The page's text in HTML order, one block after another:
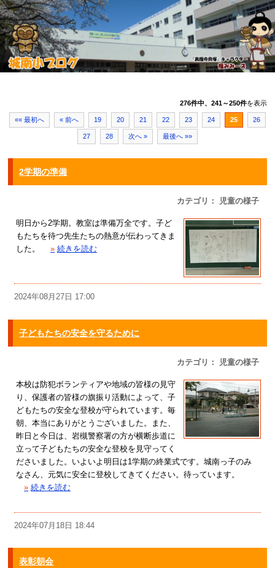
276件中、241～250件を表示
«« 最初へ « 前へ 19 20 21 22 23 24 25 26
27 28 次へ » 最後へ »»
2学期の準備
カテゴリ： 児童の様子
明日から2学期。教室は準備万全です。子ど
もたちを待つ先生たちの熱意が伝わってきま
した。
» 続きを読む
2024年08月27日 17:00
子どもたちの安全を守るために
カテゴリ： 児童の様子
本校は防犯ボランティアや地域の皆様の見守
り、保護者の皆様の旗振り活動によって、子
どもたちの安全な登校が守られています。毎
朝、本当にありがとうございました。また、
昨日と今日は、岩槻警察署の方が横断歩道に
立って子どもたちの安全な登校を見守ってく
ださいました。いよいよ明日は1学期の終業式です。城南っ子のみ
なさん、元気に安全に登校してきてください。待っています。
» 続きを読む
2024年07月18日 18:44
表彰朝会